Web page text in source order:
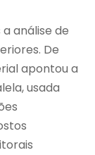
análise de
De
apontou a
usada